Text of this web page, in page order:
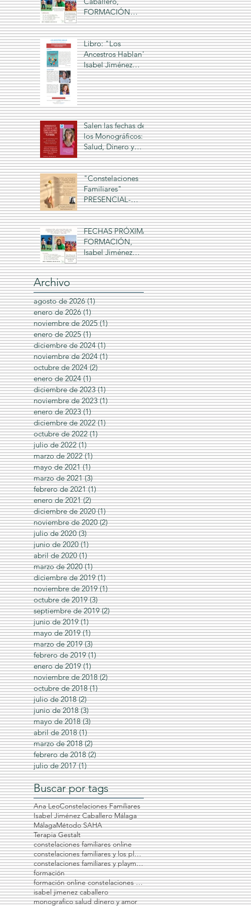
FORMACIÓN
online: "LAS
CONSTELACIONE
S FAMILIARES Y
LOS PLAYMOBIL",
2025-2026
Libro: "Los
Ancestros Hablan",
Isabel Jiménez
Caballero, Ana
Román Leo
Salen las fechas de
los Monográficos:
Salud, Dinero y
Amor, 2025, Isabel
Jiménez Caballero,
online
"Constelaciones
Familiares"
PRESENCIAL-
GRUPAL en
MÁLAGA,
facilitado por Ana
María Román Leo
FECHAS PRÓXIMA
FORMACIÓN,
Isabel Jiménez
Caballero: "Las
Constelaciones
Familiares y los
Playmobil", 2024-
2025
Archivo
agosto de 2026 (1)1 entrada
enero de 2026 (1)1 entrada
noviembre de 2025 (1)1 entrada
enero de 2025 (1)1 entrada
diciembre de 2024 (1)1 entrada
noviembre de 2024 (1)1 entrada
octubre de 2024 (2)2 entradas
enero de 2024 (1)1 entrada
diciembre de 2023 (1)1 entrada
noviembre de 2023 (1)1 entrada
enero de 2023 (1)1 entrada
diciembre de 2022 (1)1 entrada
octubre de 2022 (1)1 entrada
julio de 2022 (1)1 entrada
marzo de 2022 (1)1 entrada
mayo de 2021 (1)1 entrada
marzo de 2021 (3)3 entradas
febrero de 2021 (1)1 entrada
enero de 2021 (2)2 entradas
diciembre de 2020 (1)1 entrada
noviembre de 2020 (2)2 entradas
julio de 2020 (3)3 entradas
junio de 2020 (1)1 entrada
abril de 2020 (1)1 entrada
marzo de 2020 (1)1 entrada
diciembre de 2019 (1)1 entrada
noviembre de 2019 (1)1 entrada
octubre de 2019 (3)3 entradas
septiembre de 2019 (2)2 entradas
junio de 2019 (1)1 entrada
mayo de 2019 (1)1 entrada
marzo de 2019 (3)3 entradas
febrero de 2019 (1)1 entrada
enero de 2019 (1)1 entrada
noviembre de 2018 (2)2 entradas
octubre de 2018 (1)1 entrada
julio de 2018 (2)2 entradas
junio de 2018 (3)3 entradas
mayo de 2018 (3)3 entradas
abril de 2018 (1)1 entrada
marzo de 2018 (2)2 entradas
febrero de 2018 (2)2 entradas
julio de 2017 (1)1 entrada
Buscar por tags
Ana LeoConstelaciones Familiares
Isabel Jiménez Caballero Málaga
MálagaMétodo SAHA
Terapia Gestalt
constelaciones familiares online
constelaciones familiares y los playmobil
constelaciones familiares y playmobil
formación
formación online constelaciones familiares
isabel jimenez caballero
monografico salud dinero y amor